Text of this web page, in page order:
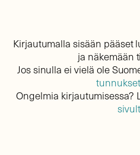
Kirjautumalla sisään pääset
ja näkemään
Jos sinulla ei vielä ole
Ongelmia kirjautumisessa?